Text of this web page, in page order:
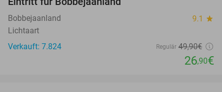
Bobbejaanland 9.1 star
Lichtaart
Verkauft: 7.824
Regulär 49,90€
26,90€